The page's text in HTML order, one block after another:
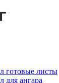
готовые листы
для ангара